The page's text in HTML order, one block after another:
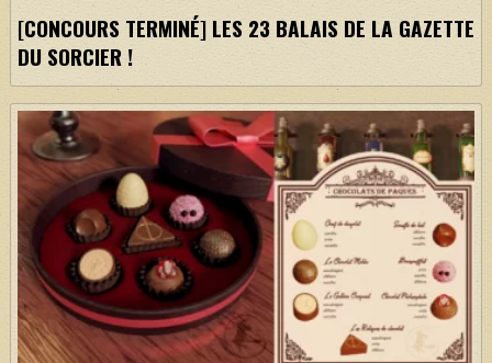
[CONCOURS TERMINÉ] LES 23 BALAIS DE LA GAZETTE
DU SORCIER !